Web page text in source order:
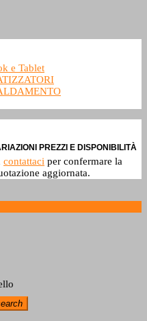
e Tablet
PREZZI E DISPONIBILITÀ
contattaci per confermare la
aggiornata.